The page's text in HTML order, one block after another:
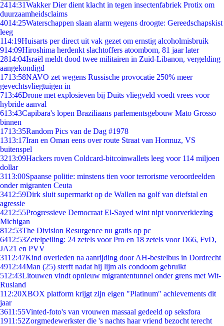
2414:31Wakker Dier dient klacht in tegen insectenfabriek Protix om
duurzaamheidsclaims
4014:25Waterschappen slaan alarm wegens droogte: Gereedschapskist
leeg
114:19Huisarts per direct uit vak gezet om ernstig alcoholmisbruik
914:09Hiroshima herdenkt slachtoffers atoombom, 81 jaar later
2814:04Israël meldt dood twee militairen in Zuid-Libanon, vergelding
aangekondigd
1713:58NAVO zet wegens Russische provocatie 250% meer
gevechtsvliegtuigen in
713:46Drone met explosieven bij Duits vliegveld voedt vrees voor
hybride aanval
613:43Capibara's lopen Braziliaans parlementsgebouw Mato Grosso
binnen
1713:35Random Pics van de Dag #1978
1313:17Iran en Oman eens over route Straat van Hormuz, VS
buitenspel
3213:09Hackers roven Coldcard-bitcoinwallets leeg voor 114 miljoen
dollar
3113:00Spaanse politie: minstens tien voor terrorisme veroordeelden
onder migranten Ceuta
3412:59Dirk sluit supermarkt op de Wallen na golf van diefstal en
agressie
4212:55Progressieve Democraat El-Sayed wint nipt voorverkiezing
Michigan
812:53The Division Resurgence nu gratis op pc
6412:53Zetelpeiling: 24 zetels voor Pro en 18 zetels voor D66, FvD,
JA21 en PVV
3112:47Kind overleden na aanrijding door AH-bestelbus in Dordrecht
4912:44Man (25) sterft nadat hij lijm als condoom gebruikt
512:43Litouwen vindt opnieuw migrantentunnel onder grens met Wit-
Rusland
112:20XBOX platform krijgt zijn eigen "Platinum" achievements dit
jaar
3611:55Vinted-foto's van vrouwen massaal gedeeld op seksfora
1911:52Zorgmedewerkster die 's nachts haar vriend bezocht terecht